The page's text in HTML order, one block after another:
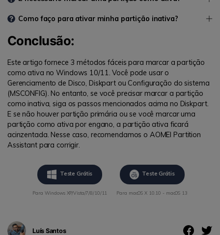
Como faço para ativar minha partição inativa?
Conclusão:
Este artigo fornece 3 métodos fáceis para marcar a partição
como ativa no Windows 10/11. Você pode usar o
Gerenciamento de Disco, Diskpart ou Configuração do sistema
(MSCONFIG). No entanto, se você precisar marcar a partição
como inativa, siga os passos mencionados acima no Diskpart.
E se não houver partição primária ou se você marcar uma
partição como ativa por engano, a partição ativa ficará
acinzentada. Nesse caso, recomendamos o AOMEI Partition
Assistant para corrigir.
Teste Grátis
Para Windows XP/Vista/7/8/10/11
Teste Grátis
Para macOS X 10.10 - macOS 13
Luís Santos